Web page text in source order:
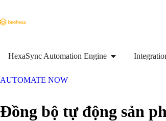
HexaSync Automation Engine
AUTOMATE NOW
Đồng bộ tự động sản